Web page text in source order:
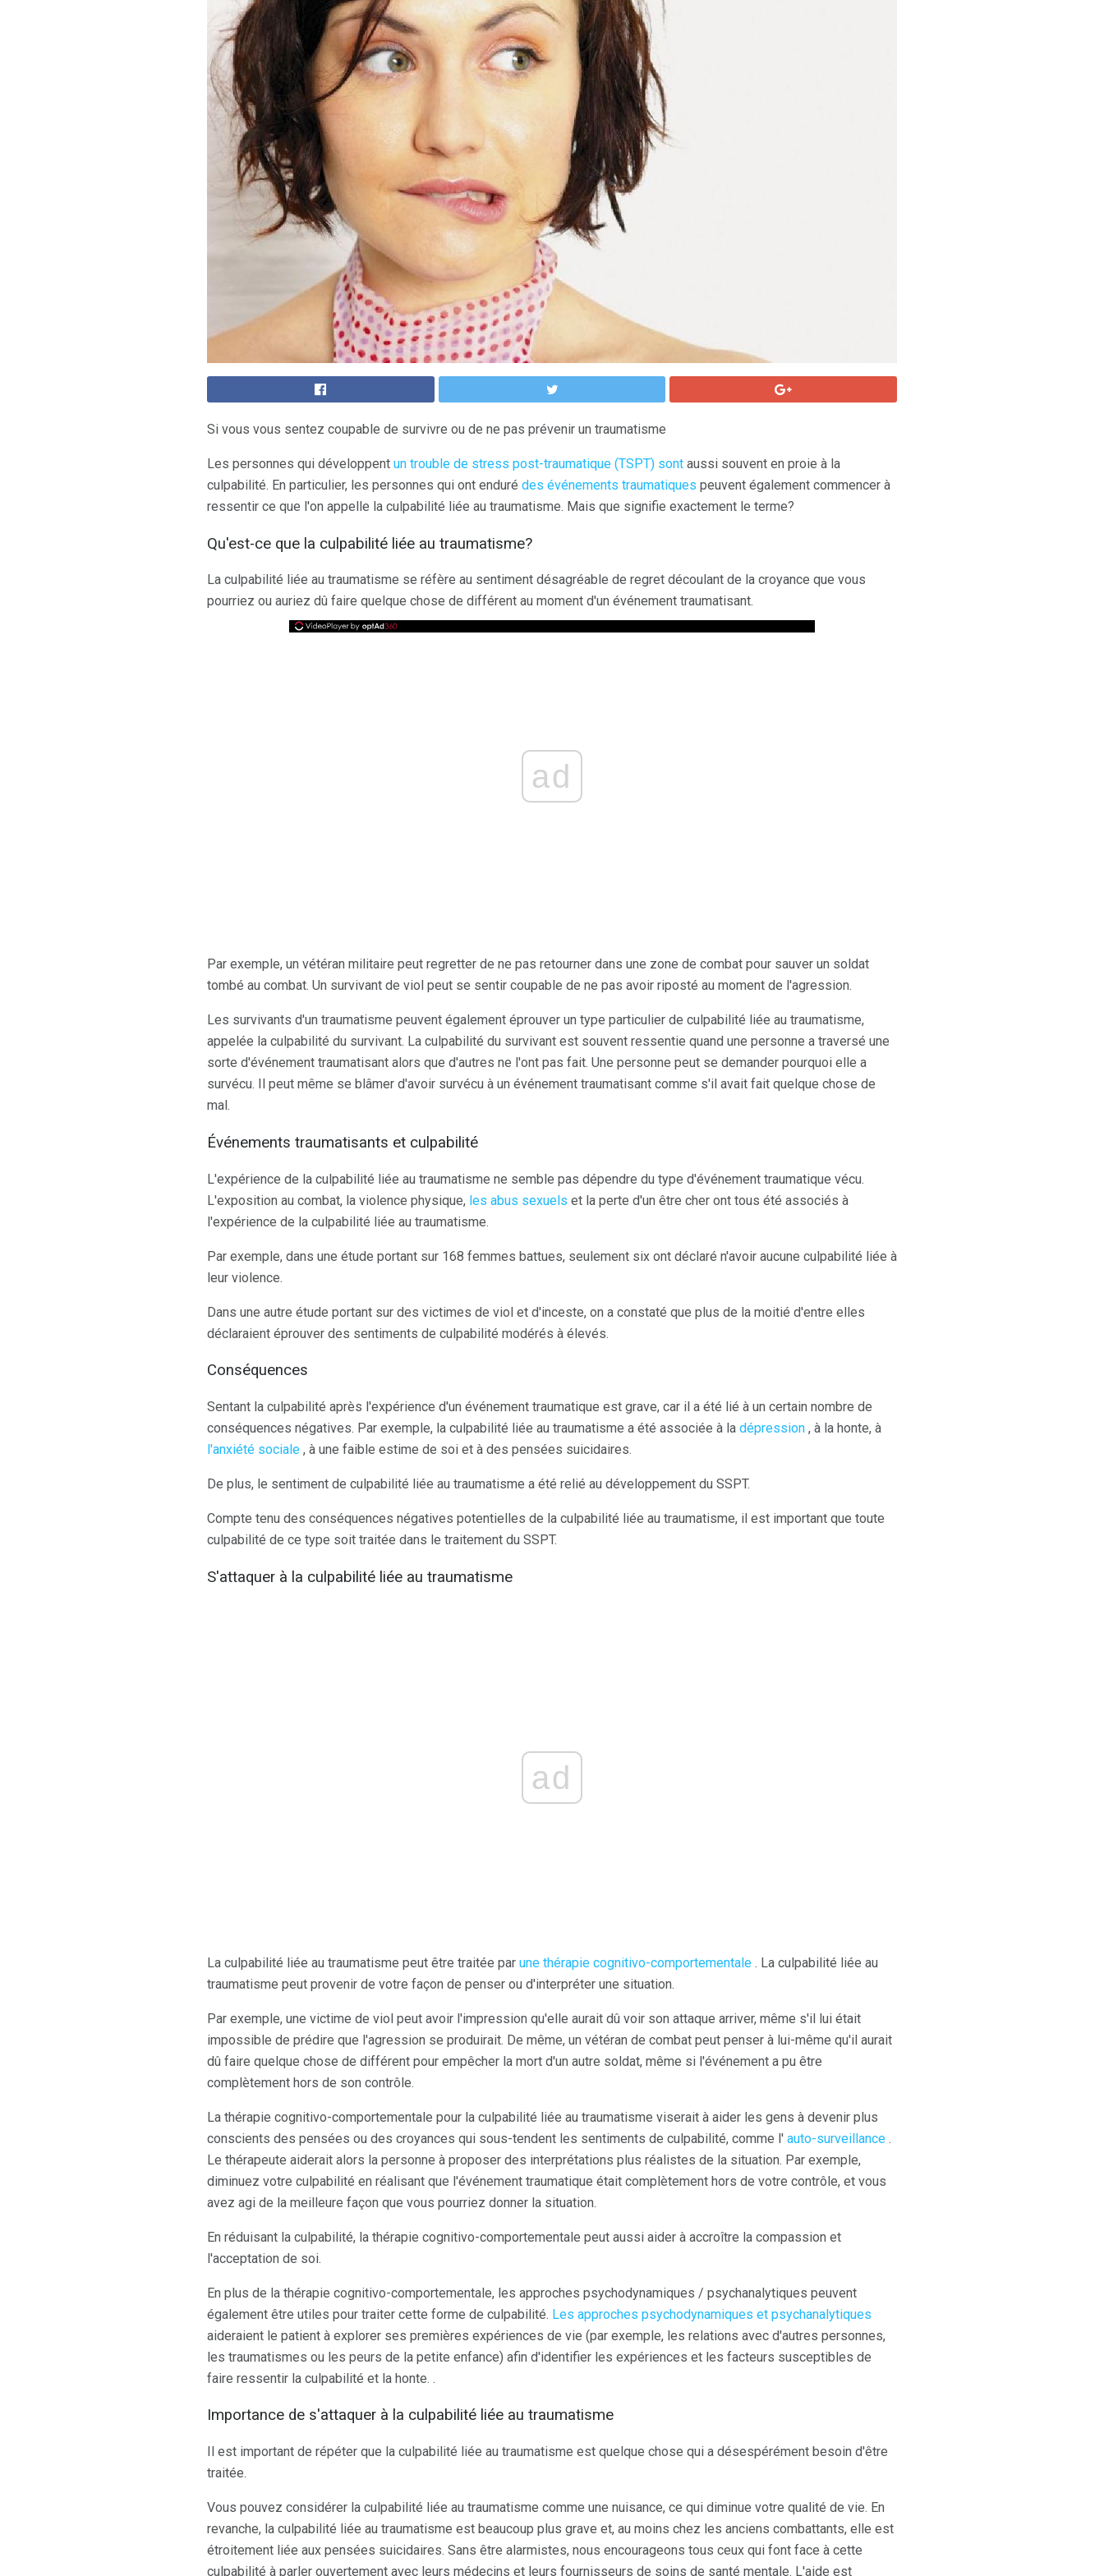
Si vous vous sentez coupable de survivre ou de ne pas prévenir un traumatisme
Les personnes qui développent un trouble de stress post-traumatique (TSPT) sont aussi souvent en proie à la
culpabilité. En particulier, les personnes qui ont enduré des événements traumatiques peuvent également commencer à
ressentir ce que l'on appelle la culpabilité liée au traumatisme. Mais que signifie exactement le terme?
Qu'est-ce que la culpabilité liée au traumatisme?
La culpabilité liée au traumatisme se réfère au sentiment désagréable de regret découlant de la croyance que vous
pourriez ou auriez dû faire quelque chose de différent au moment d'un événement traumatisant.
ad
Par exemple, un vétéran militaire peut regretter de ne pas retourner dans une zone de combat pour sauver un soldat
tombé au combat. Un survivant de viol peut se sentir coupable de ne pas avoir riposté au moment de l'agression.
Les survivants d'un traumatisme peuvent également éprouver un type particulier de culpabilité liée au traumatisme,
appelée la culpabilité du survivant. La culpabilité du survivant est souvent ressentie quand une personne a traversé une
sorte d'événement traumatisant alors que d'autres ne l'ont pas fait. Une personne peut se demander pourquoi elle a
survécu. Il peut même se blâmer d'avoir survécu à un événement traumatisant comme s'il avait fait quelque chose de
mal.
Événements traumatisants et culpabilité
L'expérience de la culpabilité liée au traumatisme ne semble pas dépendre du type d'événement traumatique vécu.
L'exposition au combat, la violence physique, les abus sexuels et la perte d'un être cher ont tous été associés à
l'expérience de la culpabilité liée au traumatisme.
Par exemple, dans une étude portant sur 168 femmes battues, seulement six ont déclaré n'avoir aucune culpabilité liée à
leur violence.
Dans une autre étude portant sur des victimes de viol et d'inceste, on a constaté que plus de la moitié d'entre elles
déclaraient éprouver des sentiments de culpabilité modérés à élevés.
Conséquences
Sentant la culpabilité après l'expérience d'un événement traumatique est grave, car il a été lié à un certain nombre de
conséquences négatives. Par exemple, la culpabilité liée au traumatisme a été associée à la dépression , à la honte, à
l'anxiété sociale , à une faible estime de soi et à des pensées suicidaires.
De plus, le sentiment de culpabilité liée au traumatisme a été relié au développement du SSPT.
Compte tenu des conséquences négatives potentielles de la culpabilité liée au traumatisme, il est important que toute
culpabilité de ce type soit traitée dans le traitement du SSPT.
S'attaquer à la culpabilité liée au traumatisme
ad
La culpabilité liée au traumatisme peut être traitée par une thérapie cognitivo-comportementale . La culpabilité liée au
traumatisme peut provenir de votre façon de penser ou d'interpréter une situation.
Par exemple, une victime de viol peut avoir l'impression qu'elle aurait dû voir son attaque arriver, même s'il lui était
impossible de prédire que l'agression se produirait. De même, un vétéran de combat peut penser à lui-même qu'il aurait
dû faire quelque chose de différent pour empêcher la mort d'un autre soldat, même si l'événement a pu être
complètement hors de son contrôle.
La thérapie cognitivo-comportementale pour la culpabilité liée au traumatisme viserait à aider les gens à devenir plus
conscients des pensées ou des croyances qui sous-tendent les sentiments de culpabilité, comme l' auto-surveillance .
Le thérapeute aiderait alors la personne à proposer des interprétations plus réalistes de la situation. Par exemple,
diminuez votre culpabilité en réalisant que l'événement traumatique était complètement hors de votre contrôle, et vous
avez agi de la meilleure façon que vous pourriez donner la situation.
En réduisant la culpabilité, la thérapie cognitivo-comportementale peut aussi aider à accroître la compassion et
l'acceptation de soi.
En plus de la thérapie cognitivo-comportementale, les approches psychodynamiques / psychanalytiques peuvent
également être utiles pour traiter cette forme de culpabilité. Les approches psychodynamiques et psychanalytiques
aideraient le patient à explorer ses premières expériences de vie (par exemple, les relations avec d'autres personnes,
les traumatismes ou les peurs de la petite enfance) afin d'identifier les expériences et les facteurs susceptibles de
faire ressentir la culpabilité et la honte. .
Importance de s'attaquer à la culpabilité liée au traumatisme
Il est important de répéter que la culpabilité liée au traumatisme est quelque chose qui a désespérément besoin d'être
traitée.
Vous pouvez considérer la culpabilité liée au traumatisme comme une nuisance, ce qui diminue votre qualité de vie. En
revanche, la culpabilité liée au traumatisme est beaucoup plus grave et, au moins chez les anciens combattants, elle est
étroitement liée aux pensées suicidaires. Sans être alarmistes, nous encourageons tous ceux qui font face à cette
culpabilité à parler ouvertement avec leurs médecins et leurs fournisseurs de soins de santé mentale. L'aide est